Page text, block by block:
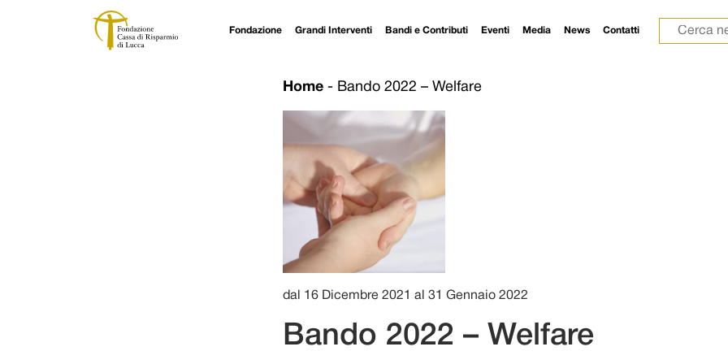
Navigazione principale
Fondazione Grandi Interventi Bandi e Contributi Eventi Media News Contatti Ricerca
Home - Bando 2022 – Welfare
dal 16 Dicembre 2021 al 31 Gennaio 2022
Bando 2022 – Welfare